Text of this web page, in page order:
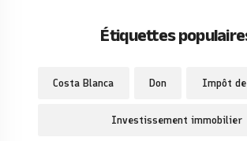
Étiquettes
Costa Blanca Don Impôt
Investissement immobilier